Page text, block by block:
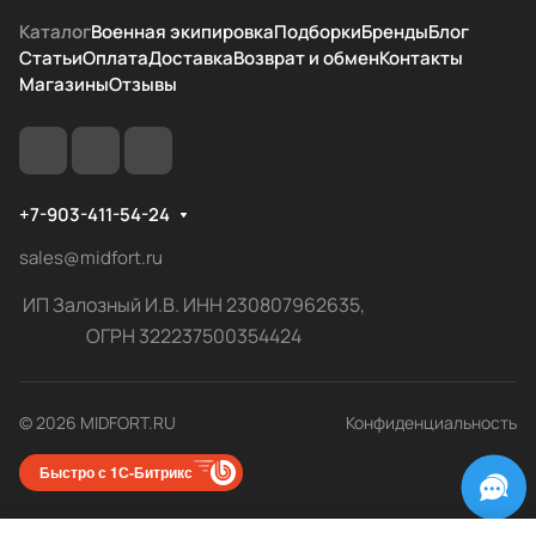
КаталогВоенная экипировкаПодборкиБрендыБлог
СтатьиОплатаДоставкаВозврат и обменКонтакты
МагазиныОтзывы
+7-903-411-54-24
sales@midfort.ru
ИП Залозный И.В. ИНН 230807962635,
ОГРН 322237500354424
© 2026 MIDFORT.RU Конфиденциальность
Быстро с 1С-Битрикс